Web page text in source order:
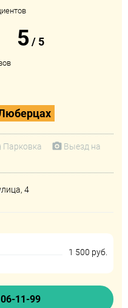
5/ 5
Парковка
Выезд на
4
1 500 руб.
11-99